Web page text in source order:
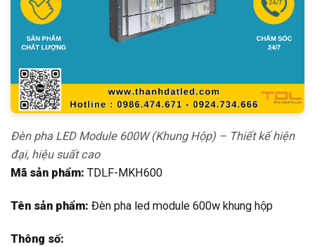
Đèn pha LED Module 600W (Khung Hộp) – Thiết kế hiện
đại, hiệu suất cao
Mã sản phẩm: TDLF-MKH600
Tên sản phẩm: Đèn pha led module 600w khung hộp
Thông số: